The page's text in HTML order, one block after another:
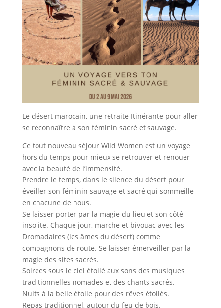
Le désert marocain, une retraite Itinérante pour aller
se reconnaître à son féminin sacré et sauvage.
Ce tout nouveau séjour Wild Women est un voyage
hors du temps pour mieux se retrouver et renouer
avec la beauté de l’immensité.
Prendre le temps, dans le silence du désert pour
éveiller son féminin sauvage et sacré qui sommeille
en chacune de nous.
Se laisser porter par la magie du lieu et son côté
insolite. Chaque jour, marche et bivouac avec les
Dromadaires (les âmes du désert) comme
compagnons de route. Se laisser émerveiller par la
magie des sites sacrés.
Soirées sous le ciel étoilé aux sons des musiques
traditionnelles nomades et des chants sacrés.
Nuits à la belle étoile pour des rêves étoilés.
Repas traditionnel, autour du feu de bois.